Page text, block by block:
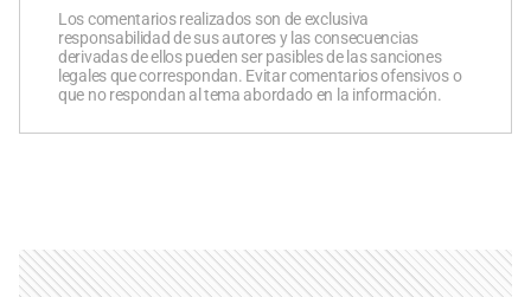
Los comentarios realizados son de exclusiva
responsabilidad de sus autores y las consecuencias
derivadas de ellos pueden ser pasibles de las sanciones
legales que correspondan. Evitar comentarios ofensivos o
que no respondan al tema abordado en la información.